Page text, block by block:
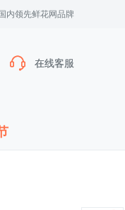
内领先鲜花网品牌
在线客服
在线客服